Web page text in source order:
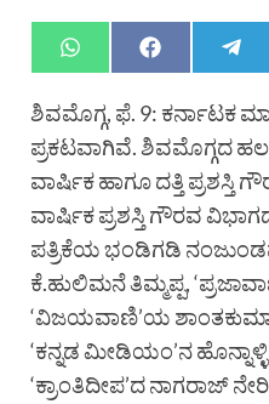
ಶಿವಮೊಗ್ಗ, ಫೆ. 9: ಕರ್ನಾಟಕ
ಪ್ರಕಟವಾಗಿವೆ. ಶಿವಮೊಗ್ಗದ
ವಾರ್ಷಿಕ ಹಾಗೂ ದತ್ತಿ ಪ್ರಶಸ್ತಿ
ವಾರ್ಷಿಕ ಪ್ರಶಸ್ತಿ ಗೌರವ
ಪತ್ರಿಕೆಯ ಭಂಡಿಗಡಿ
ಕೆ.ಹುಲಿಮನೆ ತಿಮ್ಮಪ್ಪ,
‘ವಿಜಯವಾಣಿ’ಯ
‘ಕನ್ನಡ ಮೀಡಿಯಂ’ನ
‘ಕ್ರಾಂತಿದೀಪ’ದ ನಾಗರಾಜ್